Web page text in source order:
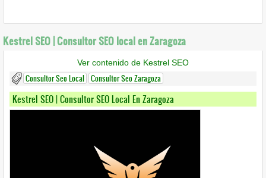
Kestrel SEO | Consultor SEO local en Zaragoza
Ver contenido de Kestrel SEO
Consultor Seo Local Consultor Seo Zaragoza
Kestrel SEO | Consultor SEO Local En Zaragoza